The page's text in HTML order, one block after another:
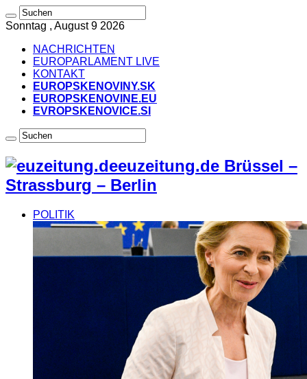
Sonntag , August 9 2026
NACHRICHTEN
EUROPARLAMENT LIVE
KONTAKT
EUROPSKENOVINY.SK
EUROPSKENOVINE.EU
EVROPSKENOVICE.SI
euzeitung.de Brüssel –
Strassburg – Berlin
POLITIK